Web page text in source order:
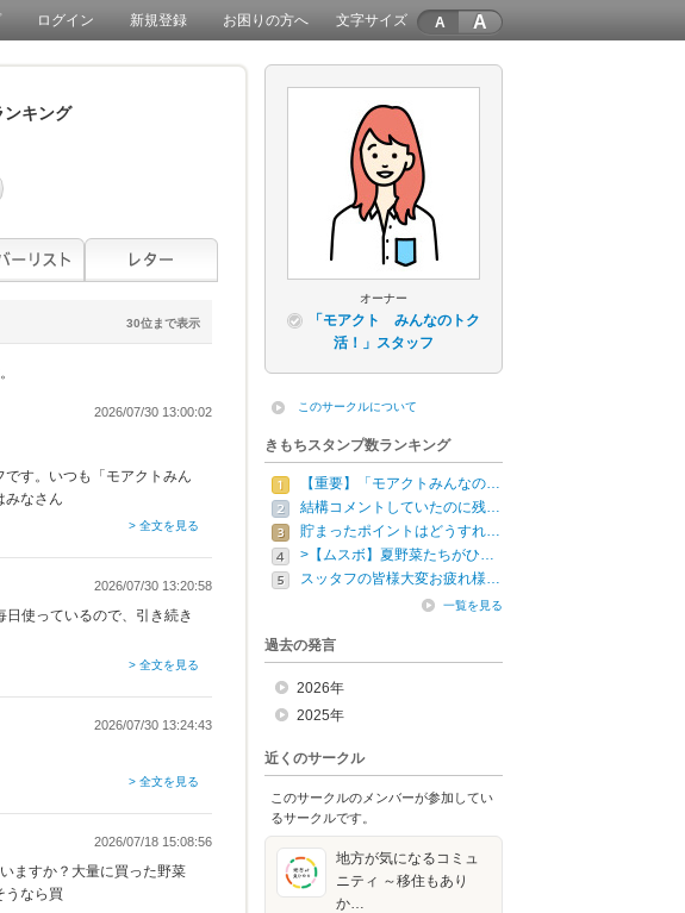
ログイン 新規登録 お困りの方へ 文字サイズ A
ンキング
30位まで表示
2026/07/30 13:00:02
す。いつも「モアクトみん
みなさん
> 全文を見る
2026/07/30 13:20:58
使っているので、引き続き
> 全文を見る
2026/07/30 13:24:43
> 全文を見る
2026/07/18 15:08:56
ますか？大量に買った野菜
うなら買
オーナー
「モアクト みんなのトク
活！」スタッフ
このサークルについて
きもちスタンプ数ランキング
【重要】「モアクトみんなの…
結構コメントしていたのに残…
貯まったポイントはどうすれ…
>【ムスボ】夏野菜たちがひ…
スッタフの皆様大変お疲れ様…
一覧を見る
過去の発言
2026年
2025年
近くのサークル
このサークルのメンバーが参加してい
るサークルです。
地方が気になるコミュ
ニティ ～移住もあり
か…